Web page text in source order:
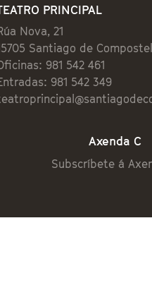
PRINCIPAL
Nova, 21
Santiago de
981 542 461
981 542 349
Axenda C
Subscríbete á